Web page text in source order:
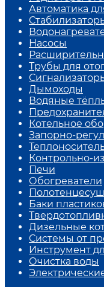
Автоматика
Насосы
Трубы для
Дымоходы
Водяные
Котельное
Запорно-
Контрольно-
Печи
Обогреватели
Баки
Дизельные
Системы от
Инструмент
Очистка воды